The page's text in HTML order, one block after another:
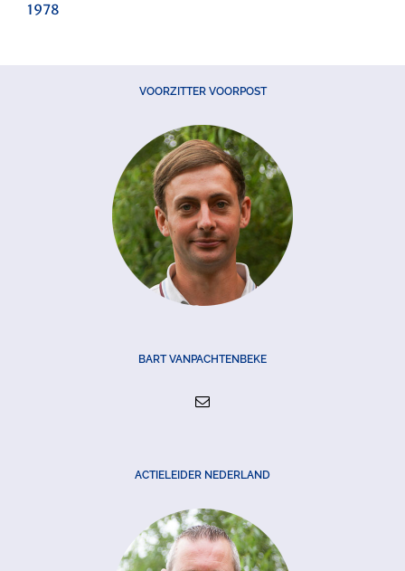
1978
VOORZITTER VOORPOST
BART VANPACHTENBEKE
ACTIELEIDER NEDERLAND